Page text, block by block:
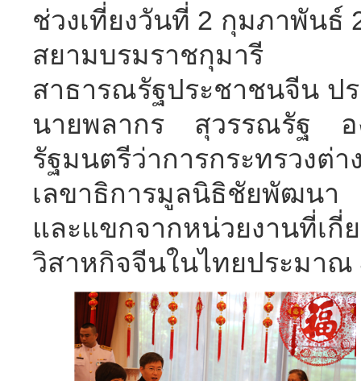
ช่วงเที่ยงวันที่ 2 กุมภาพันธ์
สยามบรมราชกุมารี เ
สาธารณรัฐประชาชนจีน ป
นายพลากร สุวรรณรัฐ
รัฐมนตรีว่าการกระทรวง
เลขาธิการมูลนิธิชัยพัฒนา
และแขกจากหน่วยงานที่เ
วิสาหกิจจีนในไทยประมาณ